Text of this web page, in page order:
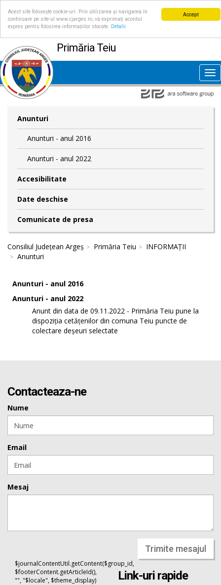
Accept
Acest site folosește cookie-uri. Prin utilizarea și navigarea în
continuare pe site-ul www.cjarges.ro, vă exprimați acordul
expres pentru folosirea informațiilor stocate.
Detalii
Primăria Teiu
Anunturi
Anunturi - anul 2016
Anunturi - anul 2022
Accesibilitate
Date deschise
Comunicate de presa
Consiliul Județean Argeș Primăria Teiu
INFORMAȚII
Anunturi
Anunturi - anul 2016
Anunturi - anul 2022
Anunt din data de 09.11.2022 - Primăria Teiu pune la
dispoziția cetățenilor din comuna Teiu puncte de
colectare deșeuri selectate
Contacteaza-ne
Nume
Email
Mesaj
Trimite mesajul
$journalContentUtil.getContent($group_id,
$footerContent.getArticleId(),
"", "$locale", $theme_display)
Link-uri rapide